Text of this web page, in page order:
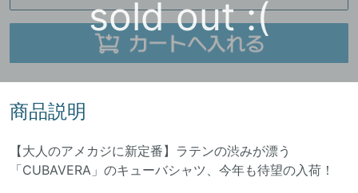
sold out :(
商品説明
【大人のアメカジに新定番】ラテンの渋みが漂う
「CUBAVERA」のキューバシャツ、今年も待望の入荷！